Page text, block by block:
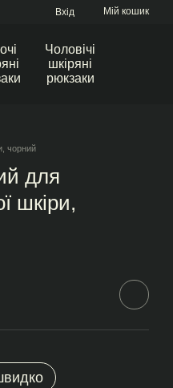
Вхід Мій кошик
Чоловічі
шкіряні
рюкзаки
чорний
для
шкіри,